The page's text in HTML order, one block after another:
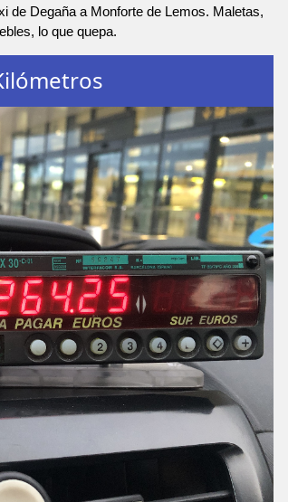
de Degaña a Monforte de Lemos. Maletas,
lo que quepa.